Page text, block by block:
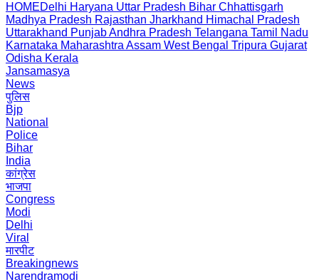
HOMEDelhi Haryana Uttar Pradesh Bihar Chhattisgarh
Madhya Pradesh Rajasthan Jharkhand Himachal Pradesh
Uttarakhand PunjabAndhra Pradesh Telangana Tamil Nadu
Karnataka Maharashtra Assam West Bengal Tripura Gujarat
Odisha Kerala
Jansamasya
News
पुलिस
Bjp
National
Police
Bihar
India
कांग्रेस
भाजपा
Congress
Modi
Delhi
Viral
मारपीट
Breakingnews
Narendramodi